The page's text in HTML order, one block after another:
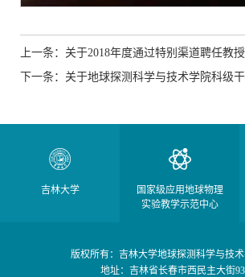
上一条：关于2018年度通过特别渠道聘任教
下一条：关于地球探测科学与技术学院科级
吉林大学
国家级应用地球物理
实验教学示范中心
版权所有：吉林大学地球探测科学与技术
地址：吉林省长春市西民主大街